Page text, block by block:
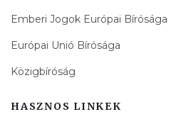
Emberi Jogok Európai Bírósága
Európai Unió Bírósága
Közigbíróság
HASZNOS LINKEK